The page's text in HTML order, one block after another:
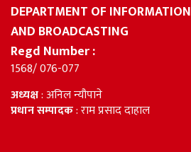
DEPARTMENT OF INFORMATION
AND BROADCASTING
Regd Number :
1568/ 076-077
अध्यक्ष: अनिल न्यौपाने
प्रधान सम्पादक: राम प्रसाद दाहाल